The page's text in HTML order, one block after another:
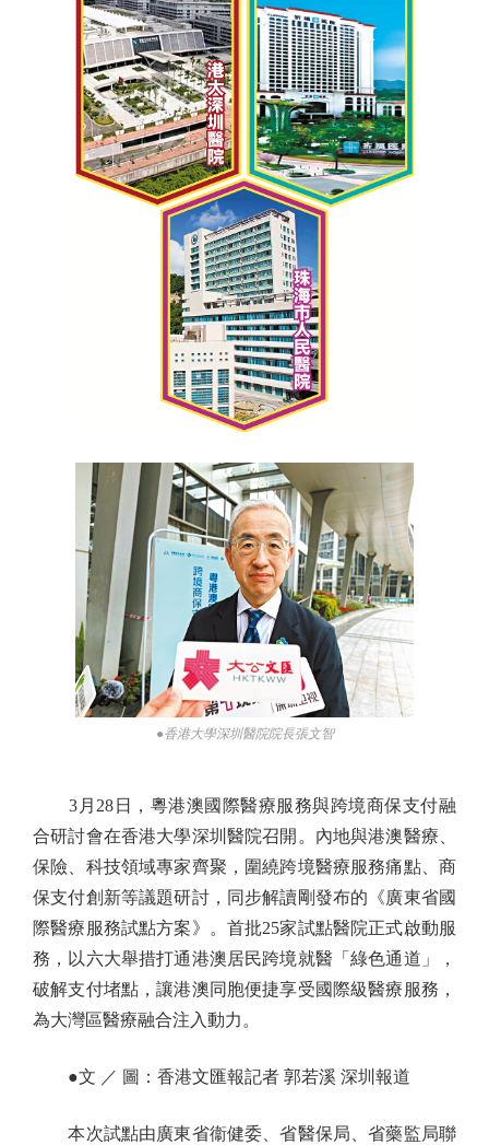
●香港大學深圳醫院院長張文智
3月28日，粵港澳國際醫療服務與跨境商保支付融
合研討會在香港大學深圳醫院召開。內地與港澳醫療、
保險、科技領域專家齊聚，圍繞跨境醫療服務痛點、商
保支付創新等議題研討，同步解讀剛發布的《廣東省國
際醫療服務試點方案》。首批25家試點醫院正式啟動服
務，以六大舉措打通港澳居民跨境就醫「綠色通道」，
破解支付堵點，讓港澳同胞便捷享受國際級醫療服務，
為大灣區醫療融合注入動力。
●文 ／ 圖：香港文匯報記者 郭若溪 深圳報道
本次試點由廣東省衞健委、省醫保局、省藥監局聯